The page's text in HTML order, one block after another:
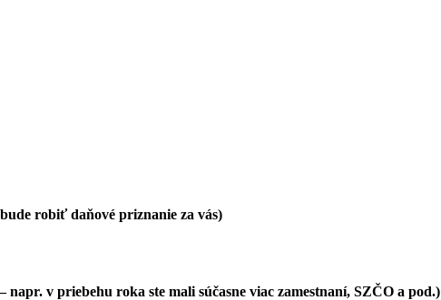
robiť daňové priznanie za vás)
napr. v priebehu roka ste mali súčasne viac zamestnaní, SZČO a pod.)